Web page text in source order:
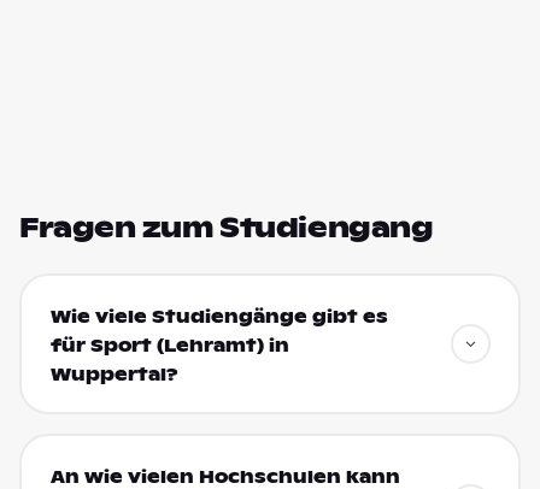
Fragen zum Studiengang
Wie viele Studiengänge gibt es
für Sport (Lehramt) in
Wuppertal?
An wie vielen Hochschulen kann